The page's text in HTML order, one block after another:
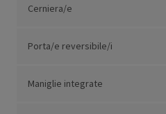
Cerniera/e
Porta/e reversibile/i
Maniglie integrate